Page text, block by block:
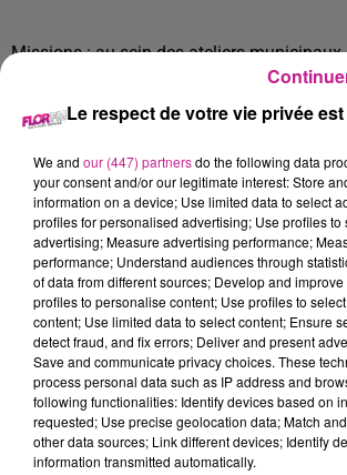
Missions : au sein des ateliers municipaux
particulièrement du service Espaces
l'entretien et la maintenance des espaces
dédié. Vos missions seront entre autres les
1) Assurer l'entretien des espaces verts
- Assurer les travaux d'entretien des
plantation, fleurissement, arrosage, tonte,
ramassage des feuilles, engazonnement,
dans le strict respect des règles d'hygiène
conformément aux consignes données.
- Veiller au bon fonctionnement des outils
mis à disposition.
- Réaliser les opérations de maintenance
sur ces matériels.
- Rendre compte à sa hiérarchie des
dans l'exécution des tâches.
Le respect de votre vie privée
We and our (447) partnersdo the following data
your consent and/or our legitimate interest: Store
information on a device; Use limited data to select
profiles for personalised advertising; Use profiles to
advertising; Measure advertising performance;
performance; Understand audiences through
of data from different sources; Develop and
profiles to personalise content; Use profiles to
content; Use limited data to select content; Ensure
detect fraud, and fix errors; Deliver and present
Save and communicate privacy choices. These
process personal data such as IP address and
following functionalities: Identify devices based on
requested; Use precise geolocation data; Match
other data sources; Link different devices; Identify
information transmitted automatically.